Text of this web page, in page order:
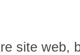
site web,